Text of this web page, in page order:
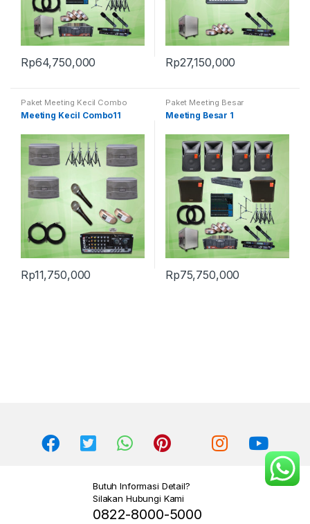
Rp64,750,000 Rp27,150,000
Paket Meeting Kecil Combo
Meeting Kecil Combo11
Rp11,750,000
Paket Meeting Besar
Meeting Besar 1
Rp75,750,000
Butuh Informasi Detail?
Silakan Hubungi Kami
0822-8000-5000